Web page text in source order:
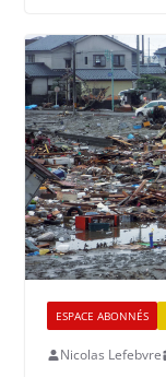
ESPACE ABONNÉS
Nicolas Lefebvre